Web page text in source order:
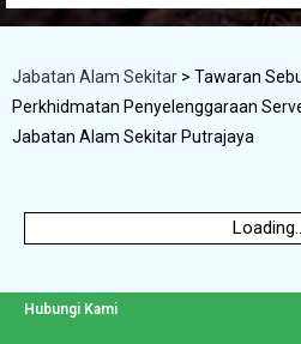
Jabatan Alam Sekitar > Tawaran
Perkhidmatan Penyelenggaraan
Jabatan Alam Sekitar Putrajaya
Hubungi Kami